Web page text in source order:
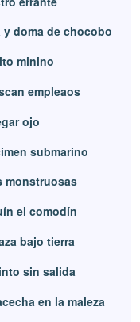
y doma de chocobo
minino
empleaos
ojo
submarino
monstruosas
el comodín
bajo tierra
sin salida
en la maleza